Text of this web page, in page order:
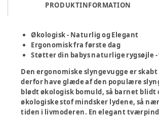
PRODUKTINFORMATION
Økologisk - Naturlig og Elegant
Ergonomisk fra første dag
Støtter din babys naturlige rygsøjle
Den ergonomiske slyngevugge er
derfor have glæde af den populære
blødt økologisk bomuld, så barnet blidt
økologiske stof mindsker lydene, så
tiden i livmoderen. En elegant